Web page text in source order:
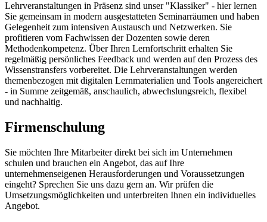
Lehrveranstaltungen in Präsenz sind unser "Klassiker" - hier lernen
Sie gemeinsam in modern ausgestatteten Seminarräumen und haben
Gelegenheit zum intensiven Austausch und Netzwerken. Sie
profitieren vom Fachwissen der Dozenten sowie deren
Methodenkompetenz. Über Ihren Lernfortschritt erhalten Sie
regelmäßig persönliches Feedback und werden auf den Prozess des
Wissenstransfers vorbereitet. Die Lehrveranstaltungen werden
themenbezogen mit digitalen Lernmaterialien und Tools angereichert
- in Summe zeitgemäß, anschaulich, abwechslungsreich, flexibel
und nachhaltig.
Firmenschulung
Sie möchten Ihre Mitarbeiter direkt bei sich im Unternehmen
schulen und brauchen ein Angebot, das auf Ihre
unternehmenseigenen Herausforderungen und Voraussetzungen
eingeht? Sprechen Sie uns dazu gern an. Wir prüfen die
Umsetzungsmöglichkeiten und unterbreiten Ihnen ein individuelles
Angebot.